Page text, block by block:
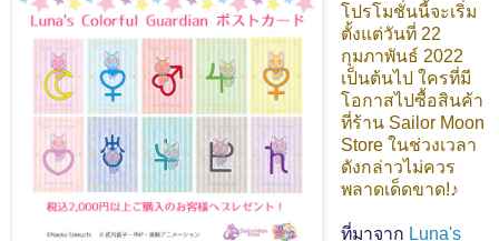
โปรโมชั่นนี้จะเริ่ม
ตั้งแต่วันที่ 22
กุมภาพันธ์ 2022
เป็นต้นไป ใครที่มี
โอกาสไปซื้อสินค้า
ที่ร้าน Sailor Moon
Store ในช่วงเวลา
ดังกล่าวไม่ควร
พลาดเด็ดขาด!♪
ที่มาจาก Luna's